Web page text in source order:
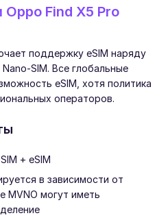
Find X5 Pro
поддержку eSIM наряду
SIM. Все глобальные
eSIM, хотя политика
операторов.
+ eSIM
в зависимости от
MVNO могут иметь